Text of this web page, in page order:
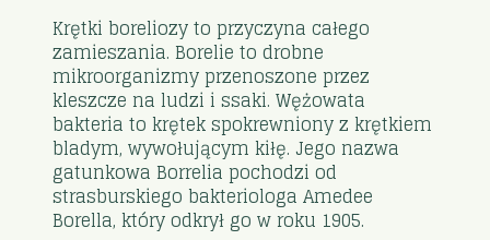
Krętki boreliozy to przyczyna całego
zamieszania. Borelie to drobne
mikroorganizmy przenoszone przez
kleszcze na ludzi i ssaki. Wężowata
bakteria to krętek spokrewniony z krętkiem
bladym, wywołującym kiłę. Jego nazwa
gatunkowa Borrelia pochodzi od
strasburskiego bakteriologa Amedee
Borella, który odkrył go w roku 1905.